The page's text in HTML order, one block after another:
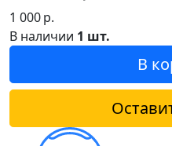
1 000р.
В наличии 1 шт.
В